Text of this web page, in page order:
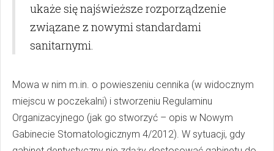
ukaże się najświeższe rozporządzenie
związane z nowymi standardami
sanitarnymi.
Mowa w nim m.in. o powieszeniu cennika (w widocznym
miejscu w poczekalni) i stworzeniu Regulaminu
Organizacyjnego (jak go stworzyć – opis w Nowym
Gabinecie Stomatologicznym 4/2012). W sytuacji, gdy